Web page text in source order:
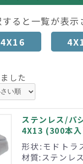
ると一覧が表示
4X16
した
ステンレス/パ
4X13 (300本
形状:モドトラ
材質:ステンレ